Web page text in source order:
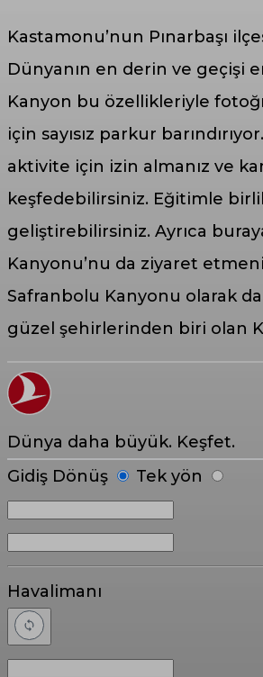
Kastamonu’nun Pınarbaşı
Dünyanın en derin ve geçişi
Kanyon bu özellikleriyle
için sayısız parkur
aktivite için izin almanız ve
keşfedebilirsiniz. Eğitimle
geliştirebilirsiniz. Ayrıca
Kanyonu’nu da ziyaret
Safranbolu Kanyonu olarak
güzel şehirlerinden biri olan
Dünya daha büyük. Keşfet.
Gidiş Dönüş
Tek yön
Havalimanı